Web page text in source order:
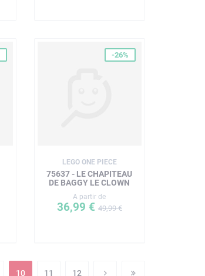
-26%
LEGO ONE PIECE
75637 - LE CHAPITEAU
DE BAGGY LE CLOWN
A partir de
36,99 € 49,99 €
10 11 12